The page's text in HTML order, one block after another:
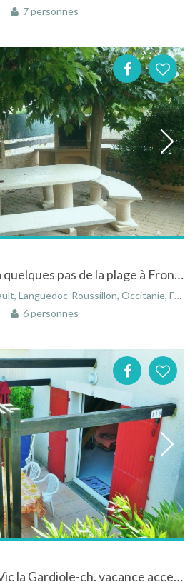
7 personnes
Villa avec terrasses à quelques pas de la plage à Frontignan
Languedoc-Roussillon, Occitanie, France
6 personnes
Villa T3 climatisée à Vic la Gardiole-ch. vacance acceptés